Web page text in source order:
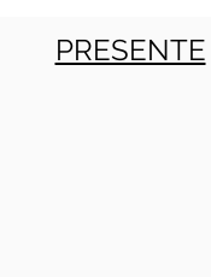
PRESENTE